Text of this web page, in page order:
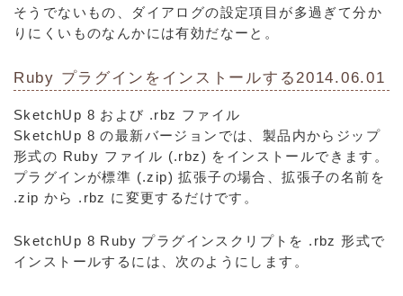
そうでないもの、ダイアログの設定項目が多過ぎて分か
りにくいものなんかには有効だなーと。
Ruby プラグインをインストールする2014.06.01
SketchUp 8 および .rbz ファイル
SketchUp 8 の最新バージョンでは、製品内からジップ
形式の Ruby ファイル (.rbz) をインストールできます。
プラグインが標準 (.zip) 拡張子の場合、拡張子の名前を
.zip から .rbz に変更するだけです。
SketchUp 8 Ruby プラグインスクリプトを .rbz 形式で
インストールするには、次のようにします。